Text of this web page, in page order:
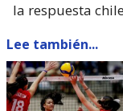
la respuesta
Lee también...